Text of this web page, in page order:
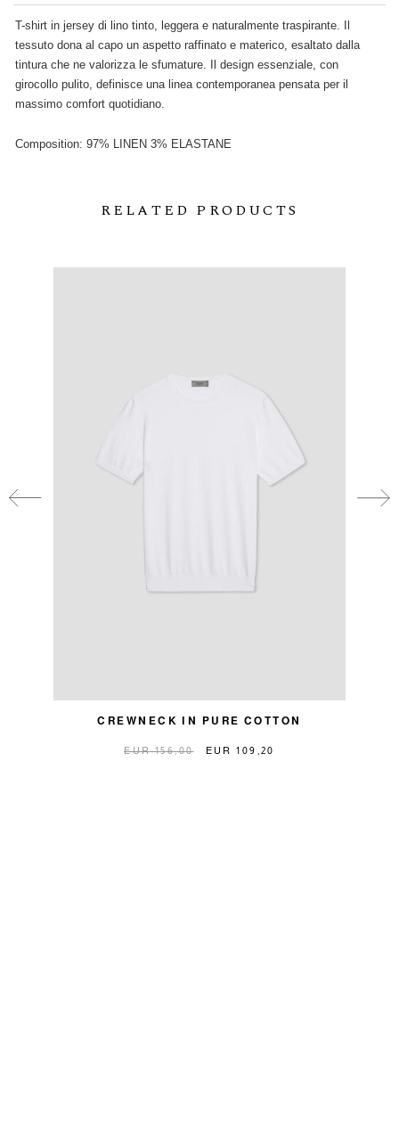
T-shirt in jersey di lino tinto, leggera e naturalmente traspirante. Il
tessuto dona al capo un aspetto raffinato e materico, esaltato dalla
tintura che ne valorizza le sfumature. Il design essenziale, con
girocollo pulito, definisce una linea contemporanea pensata per il
massimo comfort quotidiano.
Composition: 97% LINEN 3% ELASTANE
RELATED PRODUCTS
CREWNECK IN PURE COTTON
EUR 156,00 EUR 109,20